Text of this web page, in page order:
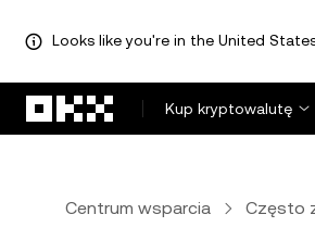
Looks like you're in the United
Kup kryptowalutę
Centrum wsparcia Często